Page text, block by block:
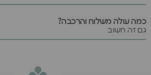
כמה עולה משלוח והרכבה?
גם זה חשוב